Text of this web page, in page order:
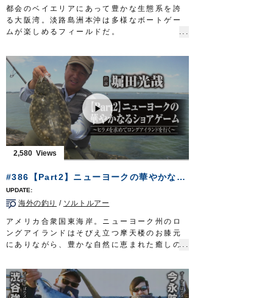
都会のベイエリアにあって豊かな生態系を誇
る大阪湾。淡路島洲本沖は多様なボートゲー
ムが楽しめるフィールドだ。
性で虜にしているのがタチウオ。
120センチを超える大物…通称ドラゴンに挑
むのは、兵庫県神戸市に住まう可児宗元さ
ん。
タチウオ釣りの専門サイトを立ち上げるな
ど、マスメディアを通じ、タチウオテンヤの
面白さ・醍醐味を精力的に発信し続けてき
た。
大阪湾を熱くするタチウオテンヤ。伝統漁法
が育んだ温故知新の釣りで、龍の如き魚を誘
放送日 2019年10月20日
■タックル
竿：タチウオ専用ロッド 6ft6in
リール：小型電動リール
道糸：PE 2号
リーダー：フロロ 12号
テンヤ：
掛獲船太刀魚テンヤグロー 40号
オーナーばりwebsite
http://www.owner.co.jp
2,580
#386【Part2】ニューヨークの華やかなるショアゲーム～ヒラメを求めてロングアイランドを行く～
海外の釣り / ソルトルアー
アメリカ合衆国東海岸。ニューヨーク州のロ
ングアイランドはそびえ立つ摩天楼のお膝元
にありながら、豊かな自然に恵まれた癒しの
海鳥群れるフィールドにルアーを放ち、フル
ーク＝ヒラメを追い求める。
挑むのはショアからのソルトルアーの使い